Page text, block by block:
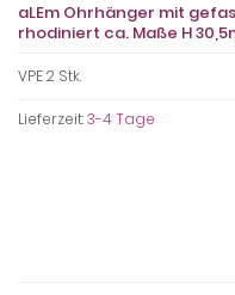
aLEm Ohrhänger mit
rhodiniert ca. Maße H
VPE 2 Stk.
Lieferzeit:3-4 Tage